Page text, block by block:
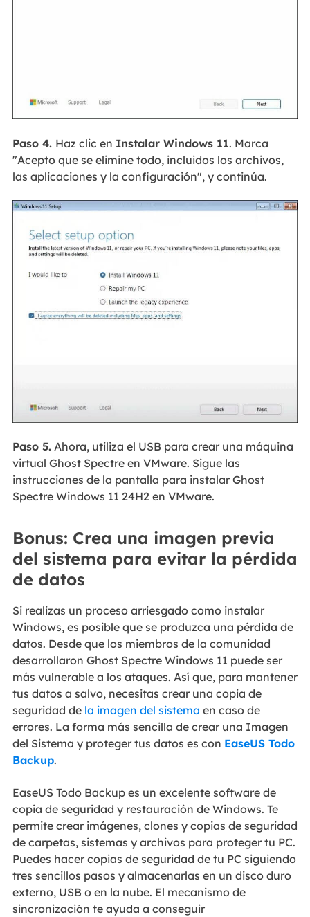
Paso 4. Haz clic en Instalar Windows 11. Marca
"Acepto que se elimine todo, incluidos los archivos,
las aplicaciones y la configuración", y continúa.
Paso 5.Ahora, utiliza el USB para crear una máquina
virtual Ghost Spectre en VMware. Sigue las
instrucciones de la pantalla para instalar Ghost
Spectre Windows 11 24H2 en VMware.
Bonus: Crea una imagen previa
del sistema para evitar la pérdida
de datos
Si realizas un proceso arriesgado como instalar
Windows, es posible que se produzca una pérdida de
datos. Desde que los miembros de la comunidad
desarrollaron Ghost Spectre Windows 11 puede ser
más vulnerable a los ataques. Así que, para mantener
tus datos a salvo, necesitas crear una copia de
seguridad de la imagen del sistema en caso de
errores. La forma más sencilla de crear una Imagen
del Sistema y proteger tus datos es con EaseUS Todo
Backup.
EaseUS Todo Backup es un excelente software de
copia de seguridad y restauración de Windows. Te
permite crear imágenes, clones y copias de seguridad
de carpetas, sistemas y archivos para proteger tu PC.
Puedes hacer copias de seguridad de tu PC siguiendo
tres sencillos pasos y almacenarlas en un disco duro
externo, USB o en la nube. El mecanismo de
sincronización te ayuda a conseguir